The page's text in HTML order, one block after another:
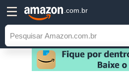
.com.br